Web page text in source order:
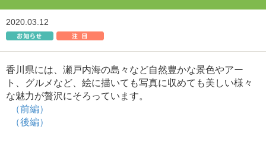
2020.03.12
香川県には、瀬戸内海の島々など自然豊かな景色やアー
ト、グルメなど、絵に描いても写真に収めても美しい様々
な魅力が贅沢にそろっています。
（前編）
（後編）